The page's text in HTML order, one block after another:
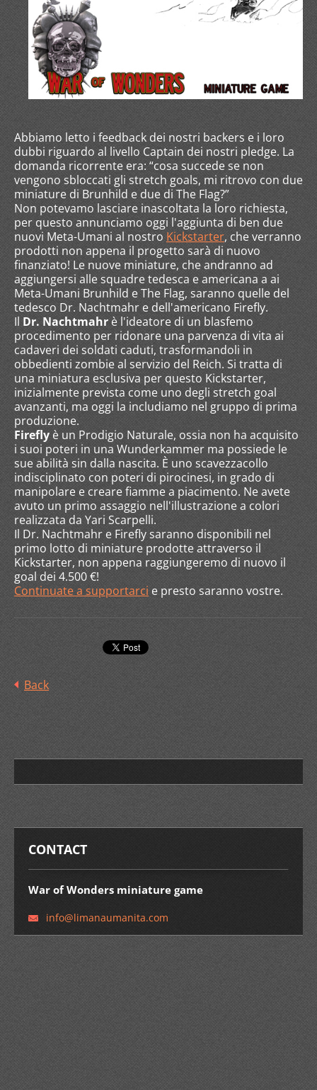
Abbiamo letto i feedback dei nostri backers e i loro
dubbi riguardo al livello Captain dei nostri pledge. La
domanda ricorrente era: “cosa succede se non
vengono sbloccati gli stretch goals, mi ritrovo con due
miniature di Brunhild e due di The Flag?”
Non potevamo lasciare inascoltata la loro richiesta,
per questo annunciamo oggi l'aggiunta di ben due
nuovi Meta-Umani al nostro Kickstarter, che verranno
prodotti non appena il progetto sarà di nuovo
finanziato! Le nuove miniature, che andranno ad
aggiungersi alle squadre tedesca e americana a ai
Meta-Umani Brunhild e The Flag, saranno quelle del
tedesco Dr. Nachtmahr e dell'americano Firefly.
Il Dr. Nachtmahrè l'ideatore di un blasfemo
procedimento per ridonare una parvenza di vita ai
cadaveri dei soldati caduti, trasformandoli in
obbedienti zombie al servizio del Reich. Si tratta di
una miniatura esclusiva per questo Kickstarter,
inizialmente prevista come uno degli stretch goal
avanzanti, ma oggi la includiamo nel gruppo di prima
produzione.
Firefly è un Prodigio Naturale, ossia non ha acquisito
i suoi poteri in una Wunderkammer ma possiede le
sue abilità sin dalla nascita. È uno scavezzacollo
indisciplinato con poteri di pirocinesi, in grado di
manipolare e creare fiamme a piacimento. Ne avete
avuto un primo assaggio nell'illustrazione a colori
realizzata da Yari Scarpelli.
Il Dr. Nachtmahr e Firefly saranno disponibili nel
primo lotto di miniature prodotte attraverso il
Kickstarter, non appena raggiungeremo di nuovo il
goal dei 4.500 €!
Continuate a supportarci e presto saranno vostre.
Back
CONTACT
War of Wonders miniature game
info@limanaumanita.com